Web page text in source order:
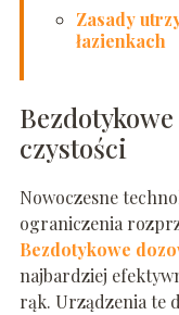
Zasady
łazienkach
czystości
Nowoczesne
ograniczenia
Bezdotykowe
najbardziej
rąk. Urządzenia te